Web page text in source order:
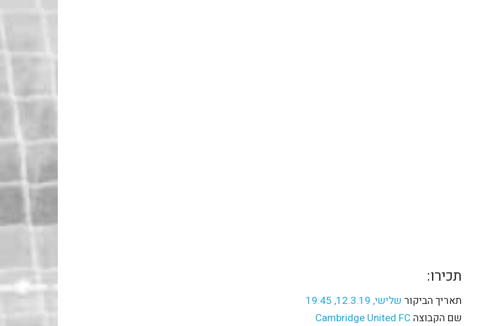
תכירו:
תאריך הביקור שלישי, 12.3.19, 19:45
שם הקבוצה Cambridge United FC